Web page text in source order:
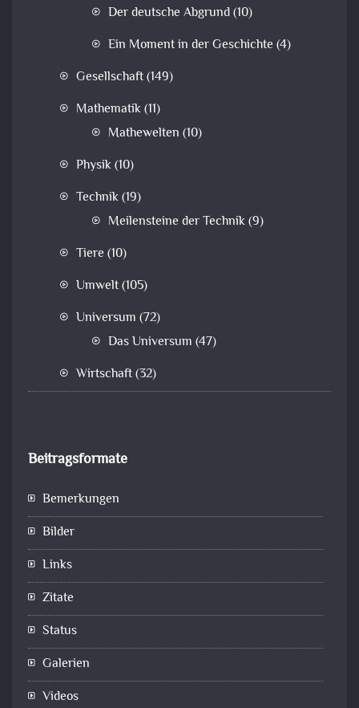
Der deutsche Abgrund(10)
Ein Moment in der Geschichte (4)
Gesellschaft(149)
Mathematik(11)
Mathewelten (10)
Physik(10)
Technik(19)
Meilensteine der Technik(9)
Tiere (10)
Umwelt(105)
Universum (72)
Das Universum (47)
Wirtschaft(32)
Beitragsformate
Bemerkungen
Bilder
Links
Zitate
Status
Galerien
Videos